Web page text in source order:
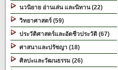
นวนิยาย อ่านเล่น และนิทาน (22)
วิทยาศาสตร์ (59)
ประวัติศาสตร์และอัตชีวประวัติ (67)
ศาสนาและปรัชญา (18)
ศิลปะและวัฒนธรรม (26)